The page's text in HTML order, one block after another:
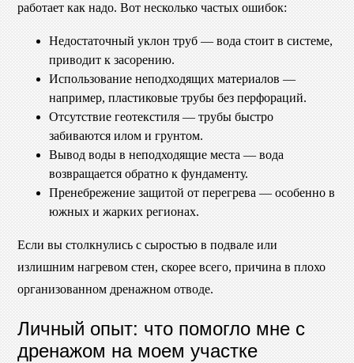
работает как надо. Вот несколько частых ошибок:
Недостаточный уклон труб — вода стоит в системе,
приводит к засорению.
Использование неподходящих материалов —
например, пластиковые трубы без перфораций.
Отсутствие геотекстиля — трубы быстро
забиваются илом и грунтом.
Вывод воды в неподходящие места — вода
возвращается обратно к фундаменту.
Пренебрежение защитой от перегрева — особенно в
южных и жарких регионах.
Если вы столкнулись с сыростью в подвале или
излишним нагревом стен, скорее всего, причина в плохо
организованном дренажном отводе.
Личный опыт: что помогло мне с
дренажом на моем участке